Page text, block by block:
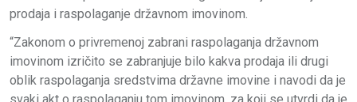
prodaja i raspolaganje državnom imovinom.
“Zakonom o privremenoj zabrani raspolaganja državnom
imovinom izričito se zabranjuje bilo kakva prodaja ili drugi
oblik raspolaganja sredstvima državne imovine i navodi da je